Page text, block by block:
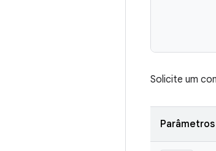
Solicite um
Parâmetros